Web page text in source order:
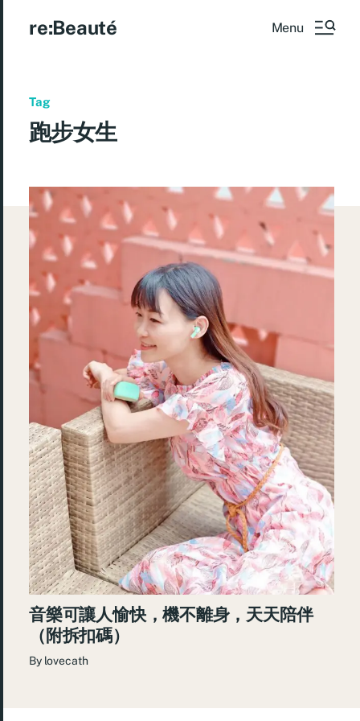
re:Beauté Menu
Tag
跑步女生
音樂可讓人愉快，機不離身，天天陪伴
（附拆扣碼）
By lovecath